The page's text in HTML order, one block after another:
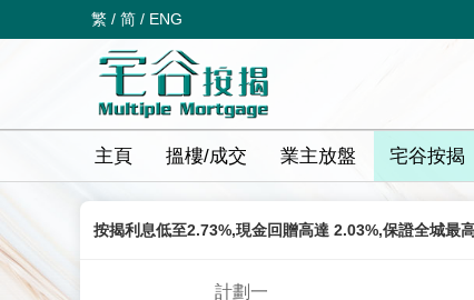
繁 / 简 / ENG
主頁 搵樓/成交 業主放盤 宅谷按揭
按揭利息低至2.73%,現金回贈高達 2.03%,保證全城最高
計劃一